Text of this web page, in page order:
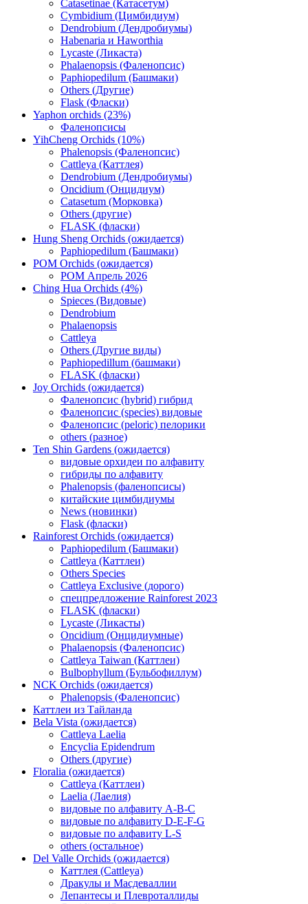
Catasetinae (Катасетум)
Cymbidium (Цимбидиум)
Dendrobium (Дендробиумы)
Habenaria и Haworthia
Lycaste (Ликаста)
Phalaenopsis (Фаленопсис)
Paphiopedilum (Башмаки)
Others (Другие)
Flask (Фласки)
Yaphon orchids (23%)
Фаленопсисы
YihCheng Orchids (10%)
Phalenopsis (Фаленопсис)
Cattleya (Каттлея)
Dendrobium (Дендробиумы)
Oncidium (Онцидиум)
Catasetum (Морковка)
Others (другие)
FLASK (фласки)
Hung Sheng Orchids (ожидается)
Paphiopedilum (Башмаки)
POM Orchids (ожидается)
POM Апрель 2026
Ching Hua Orchids (4%)
Spieces (Видовые)
Dendrobium
Phalaenopsis
Cattleya
Others (Другие виды)
Paphiopedillum (башмаки)
FLASK (фласки)
Joy Orchids (ожидается)
Фаленопсис (hybrid) гибрид
Фаленопсис (species) видовые
Фаленопсис (peloric) пелорики
others (разное)
Ten Shin Gardens (ожидается)
видовые орхидеи по алфавиту
гибриды по алфавиту
Phalenopsis (фаленопсисы)
китайские цимбидиумы
News (новинки)
Flask (фласки)
Rainforest Orchids (ожидается)
Paphiopedilum (Башмаки)
Cattleya (Каттлеи)
Others Species
Cattleya Exclusive (дорого)
спецпредложение Rainforest 2023
FLASK (фласки)
Lycaste (Ликасты)
Oncidium (Онцидиумные)
Phalaenopsis (Фаленопсис)
Cattleya Taiwan (Каттлеи)
Bulbophyllum (Бульбофиллум)
NCK Orchids (ожидается)
Phalenopsis (Фаленопсис)
Каттлеи из Тайланда
Bela Vista (ожидается)
Cattleya Laelia
Encyclia Epidendrum
Others (другие)
Floralia (ожидается)
Cattleya (Каттлеи)
Laelia (Лаелия)
видовые по алфавиту A-B-C
видовые по алфавиту D-E-F-G
видовые по алфавиту L-S
others (остальное)
Del Valle Orchids (ожидается)
Каттлея (Cattleya)
Дракулы и Масдеваллии
Лепантесы и Плевроталлиды